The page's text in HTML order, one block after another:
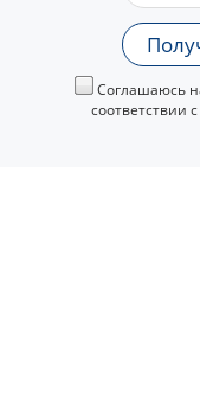
Соглашаюсь
соответствии с